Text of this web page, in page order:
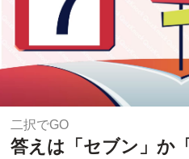
二択でGO
答えは「セブン」か